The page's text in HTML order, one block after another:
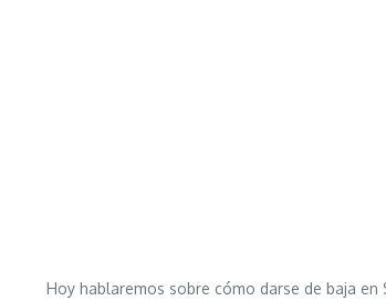
Hoy hablaremos sobre cómo darse de baja